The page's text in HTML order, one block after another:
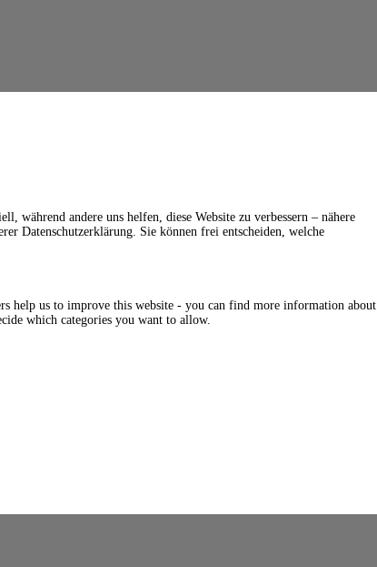
während andere uns helfen, diese Website zu verbessern – nähere
Datenschutzerklärung. Sie können frei entscheiden, welche
help us to improve this website - you can find more information about
which categories you want to allow.